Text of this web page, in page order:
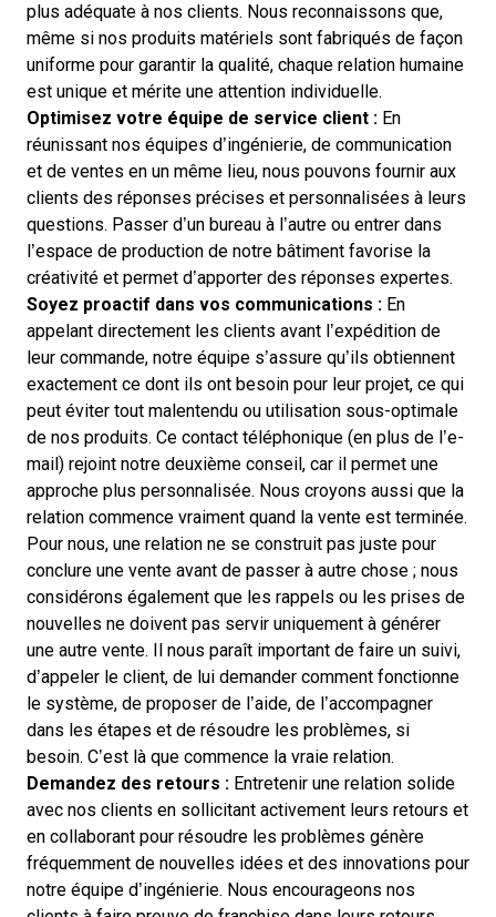
plus adéquate à nos clients. Nous reconnaissons que,
même si nos produits matériels sont fabriqués de façon
uniforme pour garantir la qualité, chaque relation humaine
est unique et mérite une attention individuelle.
Optimisez votre équipe de service client : En
réunissant nos équipes d’ingénierie, de communication
et de ventes en un même lieu, nous pouvons fournir aux
clients des réponses précises et personnalisées à leurs
questions. Passer d’un bureau à l’autre ou entrer dans
l’espace de production de notre bâtiment favorise la
créativité et permet d’apporter des réponses expertes.
Soyez proactif dans vos communications : En
appelant directement les clients avant l’expédition de
leur commande, notre équipe s’assure qu’ils obtiennent
exactement ce dont ils ont besoin pour leur projet, ce qui
peut éviter tout malentendu ou utilisation sous-optimale
de nos produits. Ce contact téléphonique (en plus de l’e-
mail) rejoint notre deuxième conseil, car il permet une
approche plus personnalisée. Nous croyons aussi que la
relation commence vraiment quand la vente est terminée.
Pour nous, une relation ne se construit pas juste pour
conclure une vente avant de passer à autre chose ; nous
considérons également que les rappels ou les prises de
nouvelles ne doivent pas servir uniquement à générer
une autre vente. Il nous paraît important de faire un suivi,
d’appeler le client, de lui demander comment fonctionne
le système, de proposer de l’aide, de l’accompagner
dans les étapes et de résoudre les problèmes, si
besoin. C’est là que commence la vraie relation.
Demandez des retours : Entretenir une relation solide
avec nos clients en sollicitant activement leurs retours et
en collaborant pour résoudre les problèmes génère
fréquemment de nouvelles idées et des innovations pour
notre équipe d’ingénierie. Nous encourageons nos